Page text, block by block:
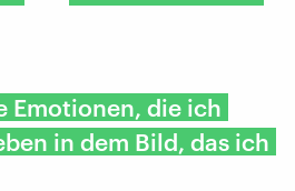
Emotionen, die ich
in dem Bild, das ich